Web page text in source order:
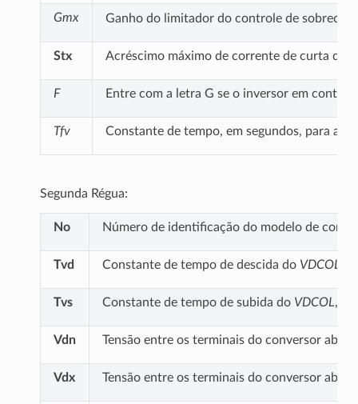
Gmx Ganho do limitador do controle de
Stx Acréscimo máximo de corrente de curta
F Entre com a letra G se o inversor em
Tfv Constante de tempo, em segundos, para a
Segunda Régua:
No Número de identificação do modelo de
Tvd Constante de tempo de descida do VDCOL
Tvs Constante de tempo de subida do VDCOL,
Vdn Tensão entre os terminais do conversor
Vdx Tensão entre os terminais do conversor